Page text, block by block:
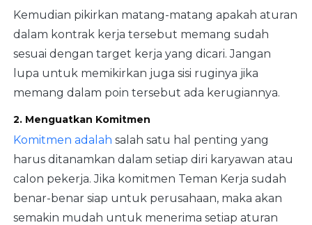
Kemudian pikirkan matang-matang apakah aturan
dalam kontrak kerja tersebut memang sudah
sesuai dengan target kerja yang dicari. Jangan
lupa untuk memikirkan juga sisi ruginya jika
memang dalam poin tersebut ada kerugiannya.
2. Menguatkan Komitmen
Komitmen adalah salah satu hal penting yang
harus ditanamkan dalam setiap diri karyawan atau
calon pekerja. Jika komitmen Teman Kerja sudah
benar-benar siap untuk perusahaan, maka akan
semakin mudah untuk menerima setiap aturan